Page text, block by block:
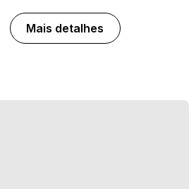
Mais detalhes